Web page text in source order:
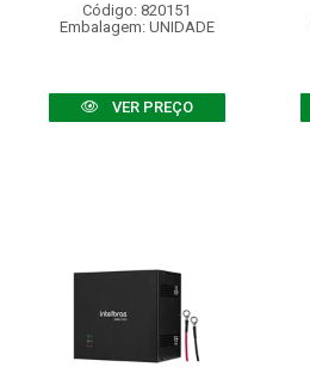
Código: 820151
Embalagem: UNIDADE
VER PREÇO